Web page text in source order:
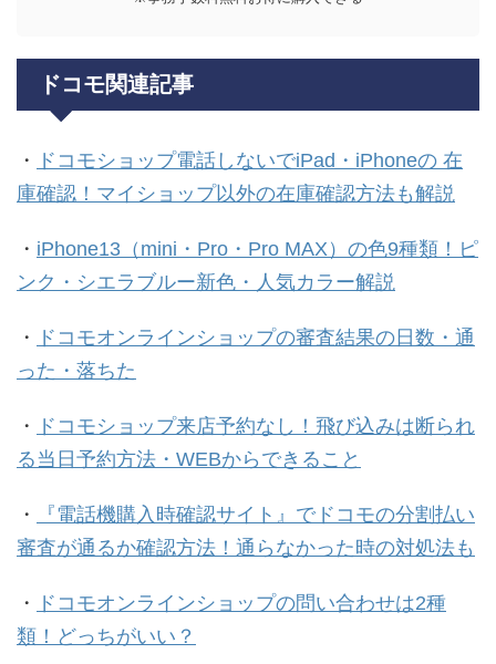
ドコモ関連記事
・
ドコモショップ電話しないでiPad・iPhoneの 在
庫確認！マイショップ以外の在庫確認方法も解説
・ iPhone13（mini・Pro・Pro MAX）の色9種類！ピ
ンク・シエラブルー新色・人気カラー解説
・
ドコモオンラインショップの審査結果の日数・通
った・落ちた
・
ドコモショップ来店予約なし！飛び込みは断られ
る当日予約方法・WEBからできること
・
『電話機購入時確認サイト』でドコモの分割払い
審査が通るか確認方法！通らなかった時の対処法も
・
ドコモオンラインショップの問い合わせは2種
類！どっちがいい？